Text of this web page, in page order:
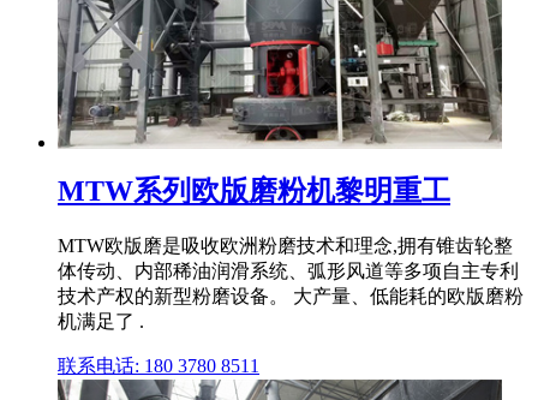
MTW系列欧版磨粉机黎明重工
MTW欧版磨是吸收欧洲粉磨技术和理念,拥有锥齿轮整
体传动、内部稀油润滑系统、弧形风道等多项自主专利
技术产权的新型粉磨设备。 大产量、低能耗的欧版磨粉
机满足了 .
联系电话: 180 3780 8511